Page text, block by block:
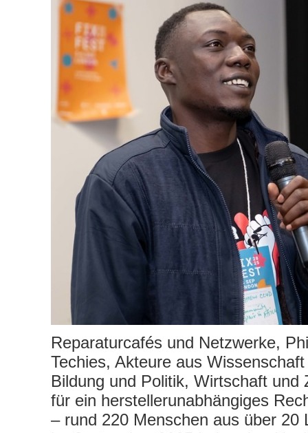
Reparaturcafés und Netzwerke,
Techies, Akteure aus
Bildung und Politik, Wirtschaft und
für ein herstellerunabhängiges
– rund 220 Menschen aus über 20